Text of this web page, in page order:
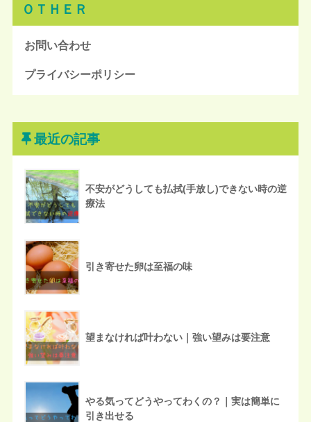
ＯＴＨＥＲ
お問い合わせ
プライバシーポリシー
最近の記事
不安がどうしても払拭(手放し)できない時の逆
療法
引き寄せた卵は至福の味
望まなければ叶わない｜強い望みは要注意
やる気ってどうやってわくの？｜実は簡単に
引き出せる